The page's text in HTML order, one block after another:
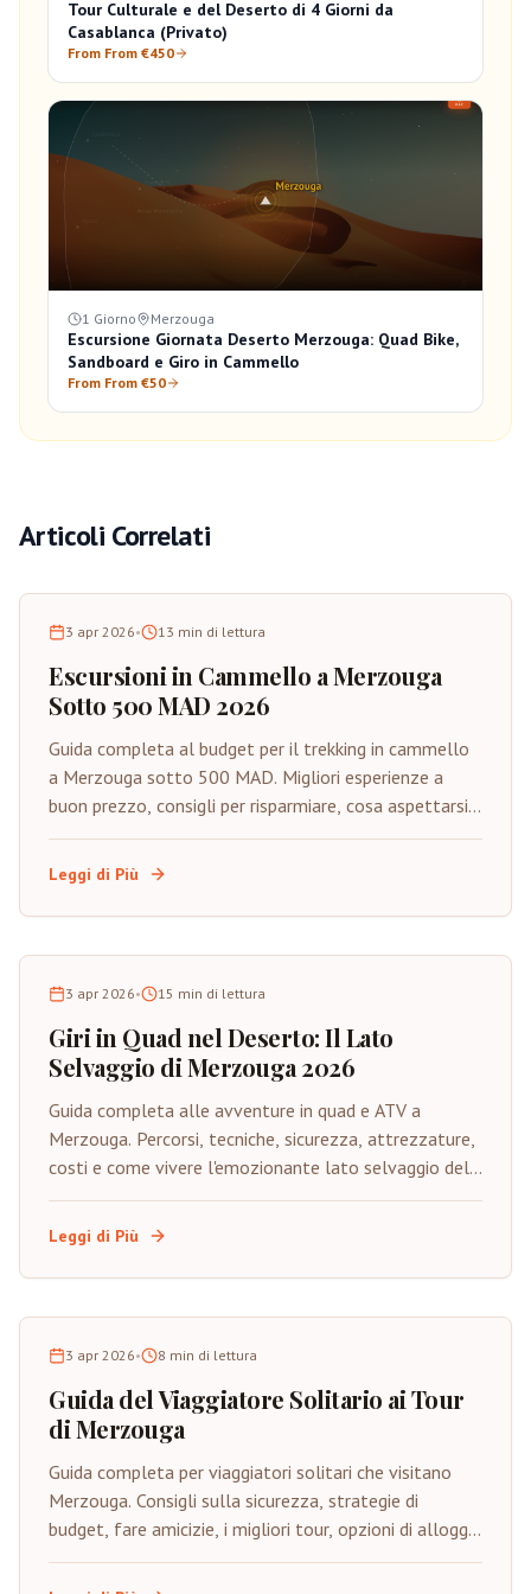
Tour Culturale e del Deserto di 4 Giorni da
Casablanca (Privato)
From From €450
1 Giorno Merzouga
Escursione Giornata Deserto Merzouga: Quad Bike,
Sandboard e Giro in Cammello
From From €50
Articoli Correlati
3 apr 2026• 13 min di lettura
Escursioni in Cammello a Merzouga
Sotto 500 MAD 2026
Guida completa al budget per il trekking in cammello
a Merzouga sotto 500 MAD. Migliori esperienze a
buon prezzo, consigli per risparmiare, cosa aspettarsi e
come godere del Sahara autentico con budget
limitato.
Leggi di Più
3 apr 2026• 15 min di lettura
Giri in Quad nel Deserto: Il Lato
Selvaggio di Merzouga 2026
Guida completa alle avventure in quad e ATV a
Merzouga. Percorsi, tecniche, sicurezza, attrezzature,
costi e come vivere l'emozionante lato selvaggio del
Sahara su quattro ruote.
Leggi di Più
3 apr 2026• 8 min di lettura
Guida del Viaggiatore Solitario ai Tour
di Merzouga
Guida completa per viaggiatori solitari che visitano
Merzouga. Consigli sulla sicurezza, strategie di
budget, fare amicizie, i migliori tour, opzioni di alloggio
e consigli per costruire la fiducia.